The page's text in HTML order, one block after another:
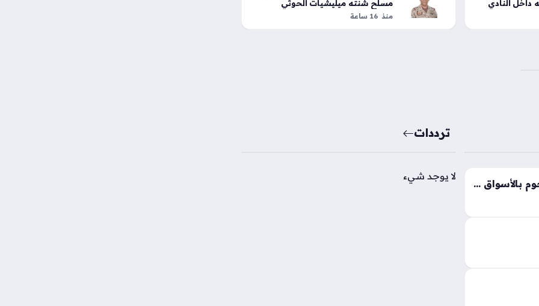
داخل النادي
مسلح شنته ميليشيات الحوثي
الحدودية
منذ 16 ساعة
تغيرات مفاجئة في أسعار اللحوم بالأسواق المحلية وسط إقبال كبير من المستهلكين
تطورات أسعار
ترددات
لا يوجد شيء